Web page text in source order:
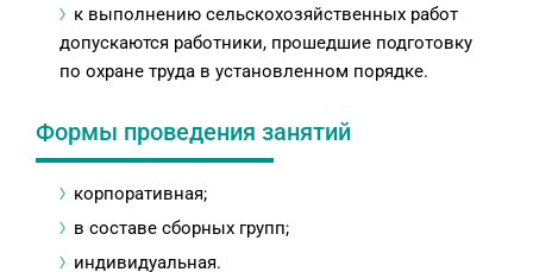
к выполнению сельскохозяйственных работ
допускаются работники, прошедшие подготовку
по охране труда в установленном порядке.
Формы проведения занятий
корпоративная;
в составе сборных групп;
индивидуальная.